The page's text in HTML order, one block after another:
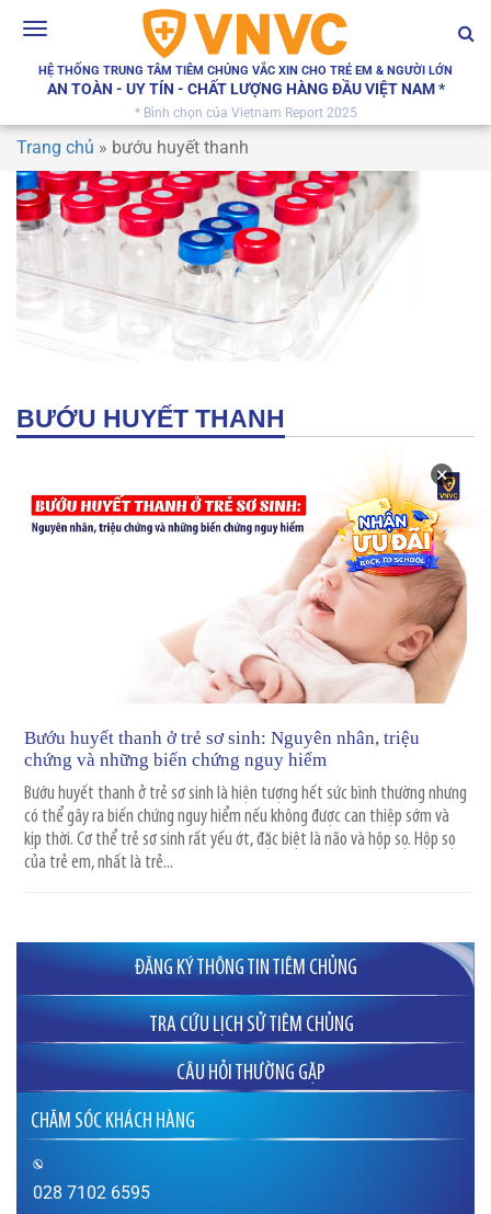
Toggle
HỆ THỐNG TRUNG TÂM TIÊM CHỦNG VẮC XIN CHO TRẺ EM & NGƯỜI LỚN
AN TOÀN - UY TÍN - CHẤT LƯỢNG HÀNG ĐẦU VIỆT NAM *
* Bình chọn của Vietnam Report 2025
Trang chủ » bướu huyết thanh
BƯỚU HUYẾT THANH
Bướu huyết thanh ở trẻ sơ sinh: Nguyên nhân, triệu
chứng và những biến chứng nguy hiểm
Bướu huyết thanh ở trẻ sơ sinh là hiện tượng hết sức bình thường nhưng
có thể gây ra biến chứng nguy hiểm nếu không được can thiệp sớm và
kịp thời. Cơ thể trẻ sơ sinh rất yếu ớt, đặc biệt là não và hộp sọ. Hộp sọ
của trẻ em, nhất là trẻ...
ĐĂNG KÝ THÔNG TIN TIÊM CHỦNG
TRA CỨU LỊCH SỬ TIÊM CHỦNG
CÂU HỎI THƯỜNG GẶP
Đăng ký tiêm phòng cho bà bầu ở đâu uy
tín?
đầu tiêm phòng các loại vắc xin từ lúc nào là
hợp lý? Đăng ký…
CHĂM SÓC KHÁCH HÀNG
028 7102 6595
×